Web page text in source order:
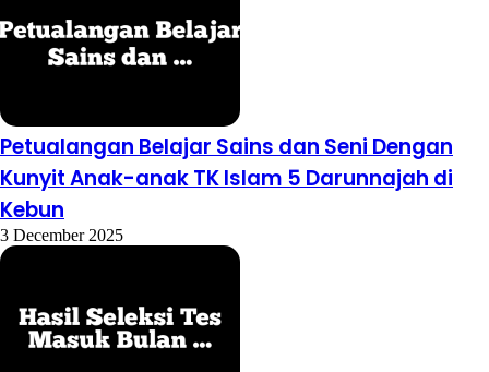
Petualangan Belajar Sains dan Seni Dengan
Kunyit Anak-anak TK Islam 5 Darunnajah di
Kebun
3 December 2025